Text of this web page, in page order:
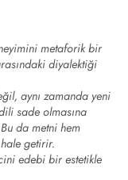
metaforik bir
diyalektiği
aynı zamanda yeni
sade olmasına
da metni hem
getirir.
edebi bir estetikle